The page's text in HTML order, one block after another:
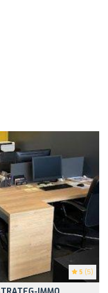
5 (5)